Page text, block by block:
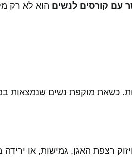
עם קורסים לנשים הוא לא רק
כשאת מוקפת נשים שנמצאות
רצפת האגן, גמישות, או